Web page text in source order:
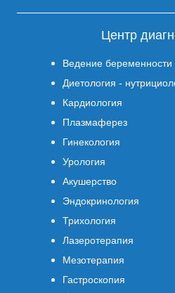
Центр
Ведение беременности
Диетология -
Кардиология
Плазмаферез
Гинекология
Урология
Акушерство
Эндокринология
Трихология
Лазеротерапия
Мезотерапия
Гастроскопия